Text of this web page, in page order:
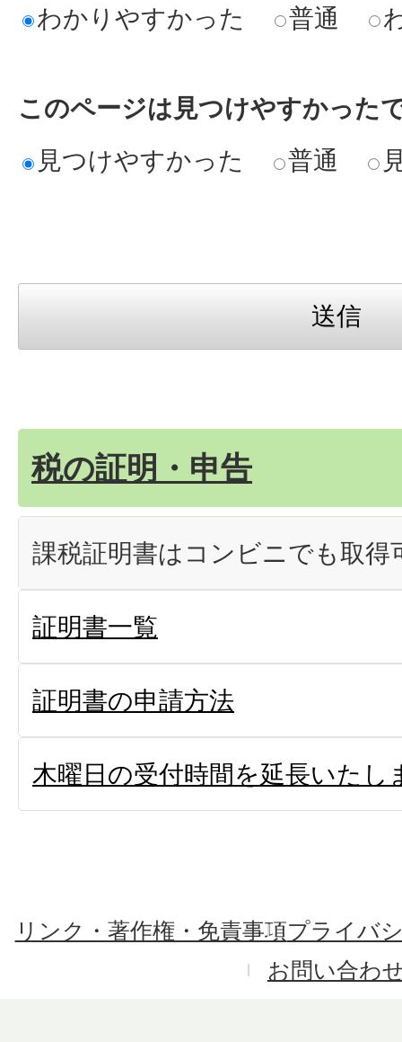
わかりやすかった
普通
このページは見つけやすかった
見つけやすかった
普通
税の証明・申告
課税証明書はコンビニでも取得
証明書一覧
証明書の申請方法
木曜日の受付時間を延長いたし
リンク・著作権・免責事項プライバ
お問い合わ